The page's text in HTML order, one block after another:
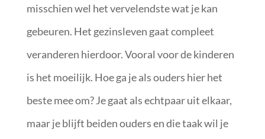
misschien wel het vervelendste wat je kan
gebeuren. Het gezinsleven gaat compleet
veranderen hierdoor. Vooral voor de kinderen
is het moeilijk. Hoe ga je als ouders hier het
beste mee om? Je gaat als echtpaar uit elkaar,
maar je blijft beiden ouders en die taak wil je